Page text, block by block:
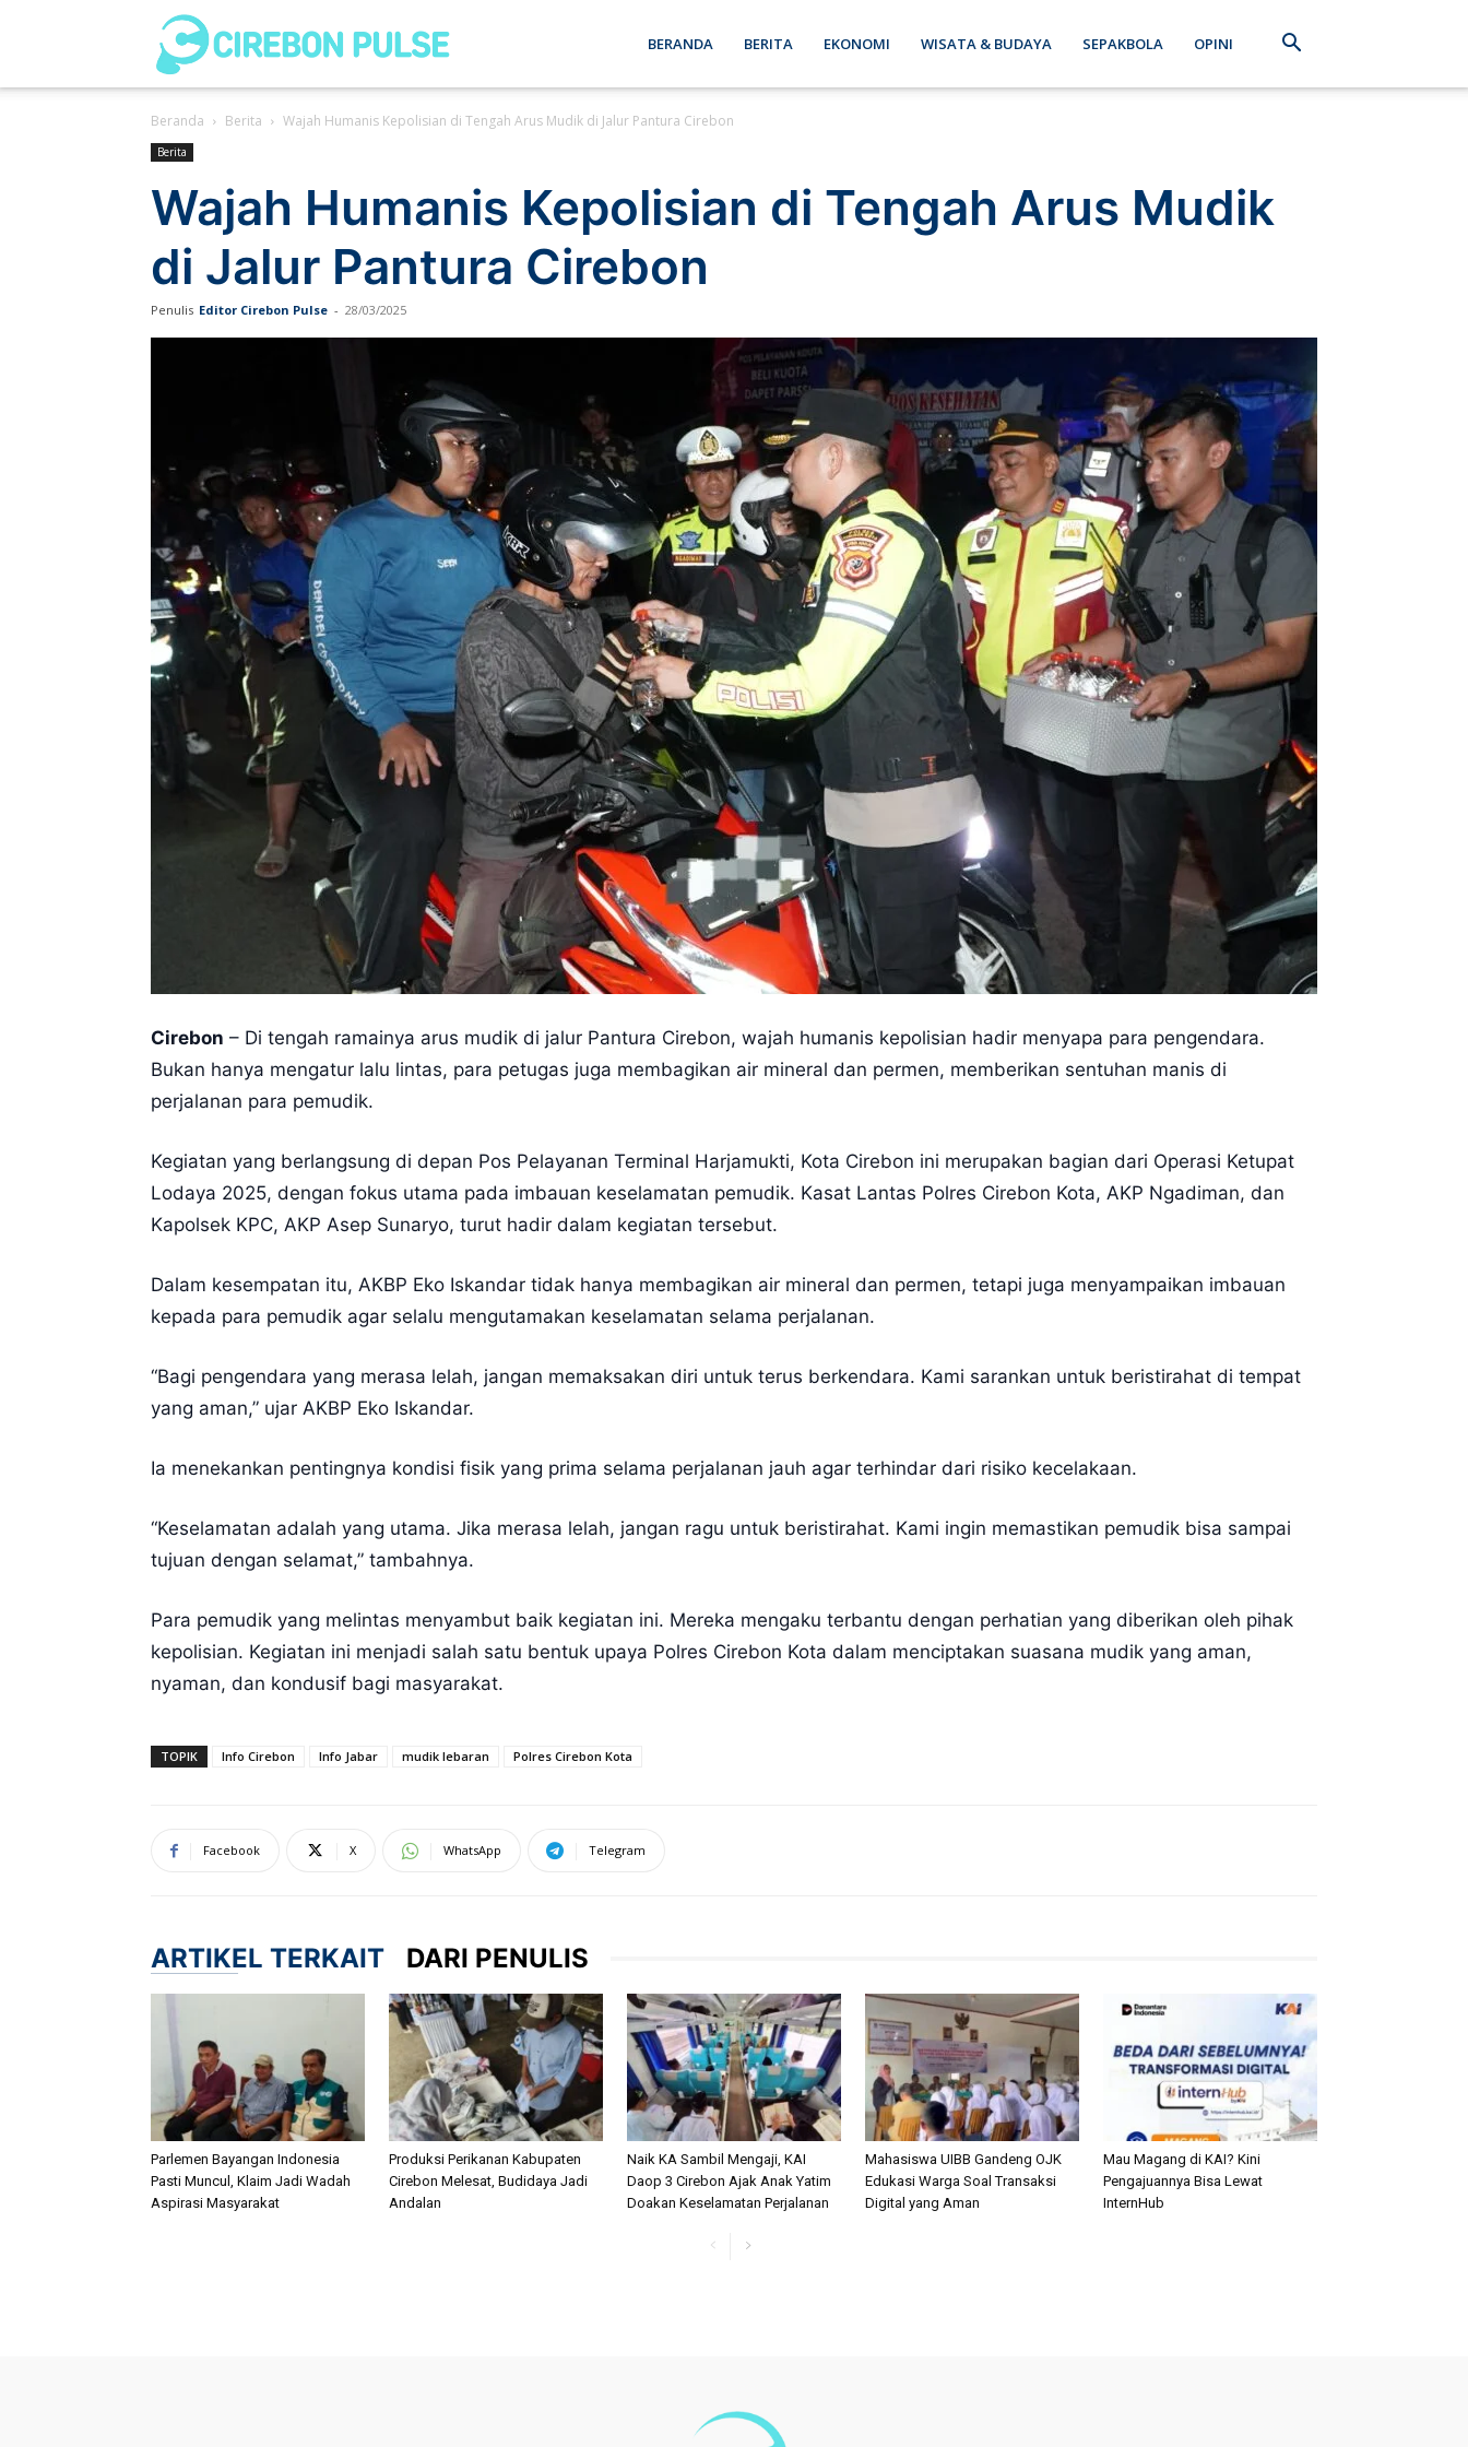
Pulse
BERANDA BERITA EKONOMI WISATA & BUDAYA SEPAKBOLA OPINI
Beranda Berita Wajah Humanis Kepolisian di Tengah Arus Mudik di Jalur Pantura Cirebon
Berita
Wajah Humanis Kepolisian di Tengah Arus Mudik
di Jalur Pantura Cirebon
Penulis Editor Cirebon Pulse - 28/03/2025
Cirebon – Di tengah ramainya arus mudik di jalur Pantura Cirebon, wajah humanis kepolisian hadir menyapa para pengendara.
Bukan hanya mengatur lalu lintas, para petugas juga membagikan air mineral dan permen, memberikan sentuhan manis di
perjalanan para pemudik.
Kegiatan yang berlangsung di depan Pos Pelayanan Terminal Harjamukti, Kota Cirebon ini merupakan bagian dari Operasi Ketupat
Lodaya 2025, dengan fokus utama pada imbauan keselamatan pemudik. Kasat Lantas Polres Cirebon Kota, AKP Ngadiman, dan
Kapolsek KPC, AKP Asep Sunaryo, turut hadir dalam kegiatan tersebut.
Dalam kesempatan itu, AKBP Eko Iskandar tidak hanya membagikan air mineral dan permen, tetapi juga menyampaikan imbauan
kepada para pemudik agar selalu mengutamakan keselamatan selama perjalanan.
“Bagi pengendara yang merasa lelah, jangan memaksakan diri untuk terus berkendara. Kami sarankan untuk beristirahat di tempat
yang aman,” ujar AKBP Eko Iskandar.
Ia menekankan pentingnya kondisi fisik yang prima selama perjalanan jauh agar terhindar dari risiko kecelakaan.
“Keselamatan adalah yang utama. Jika merasa lelah, jangan ragu untuk beristirahat. Kami ingin memastikan pemudik bisa sampai
tujuan dengan selamat,” tambahnya.
Para pemudik yang melintas menyambut baik kegiatan ini. Mereka mengaku terbantu dengan perhatian yang diberikan oleh pihak
kepolisian. Kegiatan ini menjadi salah satu bentuk upaya Polres Cirebon Kota dalam menciptakan suasana mudik yang aman,
nyaman, dan kondusif bagi masyarakat.
TOPIK Info Cirebon Info Jabar mudik lebaran Polres Cirebon Kota
Facebook X WhatsApp Telegram
ARTIKEL TERKAIT DARI PENULIS
Parlemen Bayangan Indonesia
Pasti Muncul, Klaim Jadi Wadah
Aspirasi Masyarakat
Produksi Perikanan Kabupaten
Cirebon Melesat, Budidaya Jadi
Andalan
Naik KA Sambil Mengaji, KAI
Daop 3 Cirebon Ajak Anak Yatim
Doakan Keselamatan Perjalanan
Mahasiswa UIBB Gandeng OJK
Edukasi Warga Soal Transaksi
Digital yang Aman
Mau Magang di KAI? Kini
Pengajuannya Bisa Lewat
InternHub